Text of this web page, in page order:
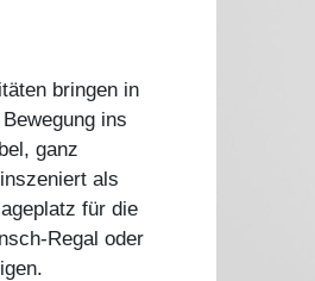
bringen in
ins
ganz
als
für die
Regal oder